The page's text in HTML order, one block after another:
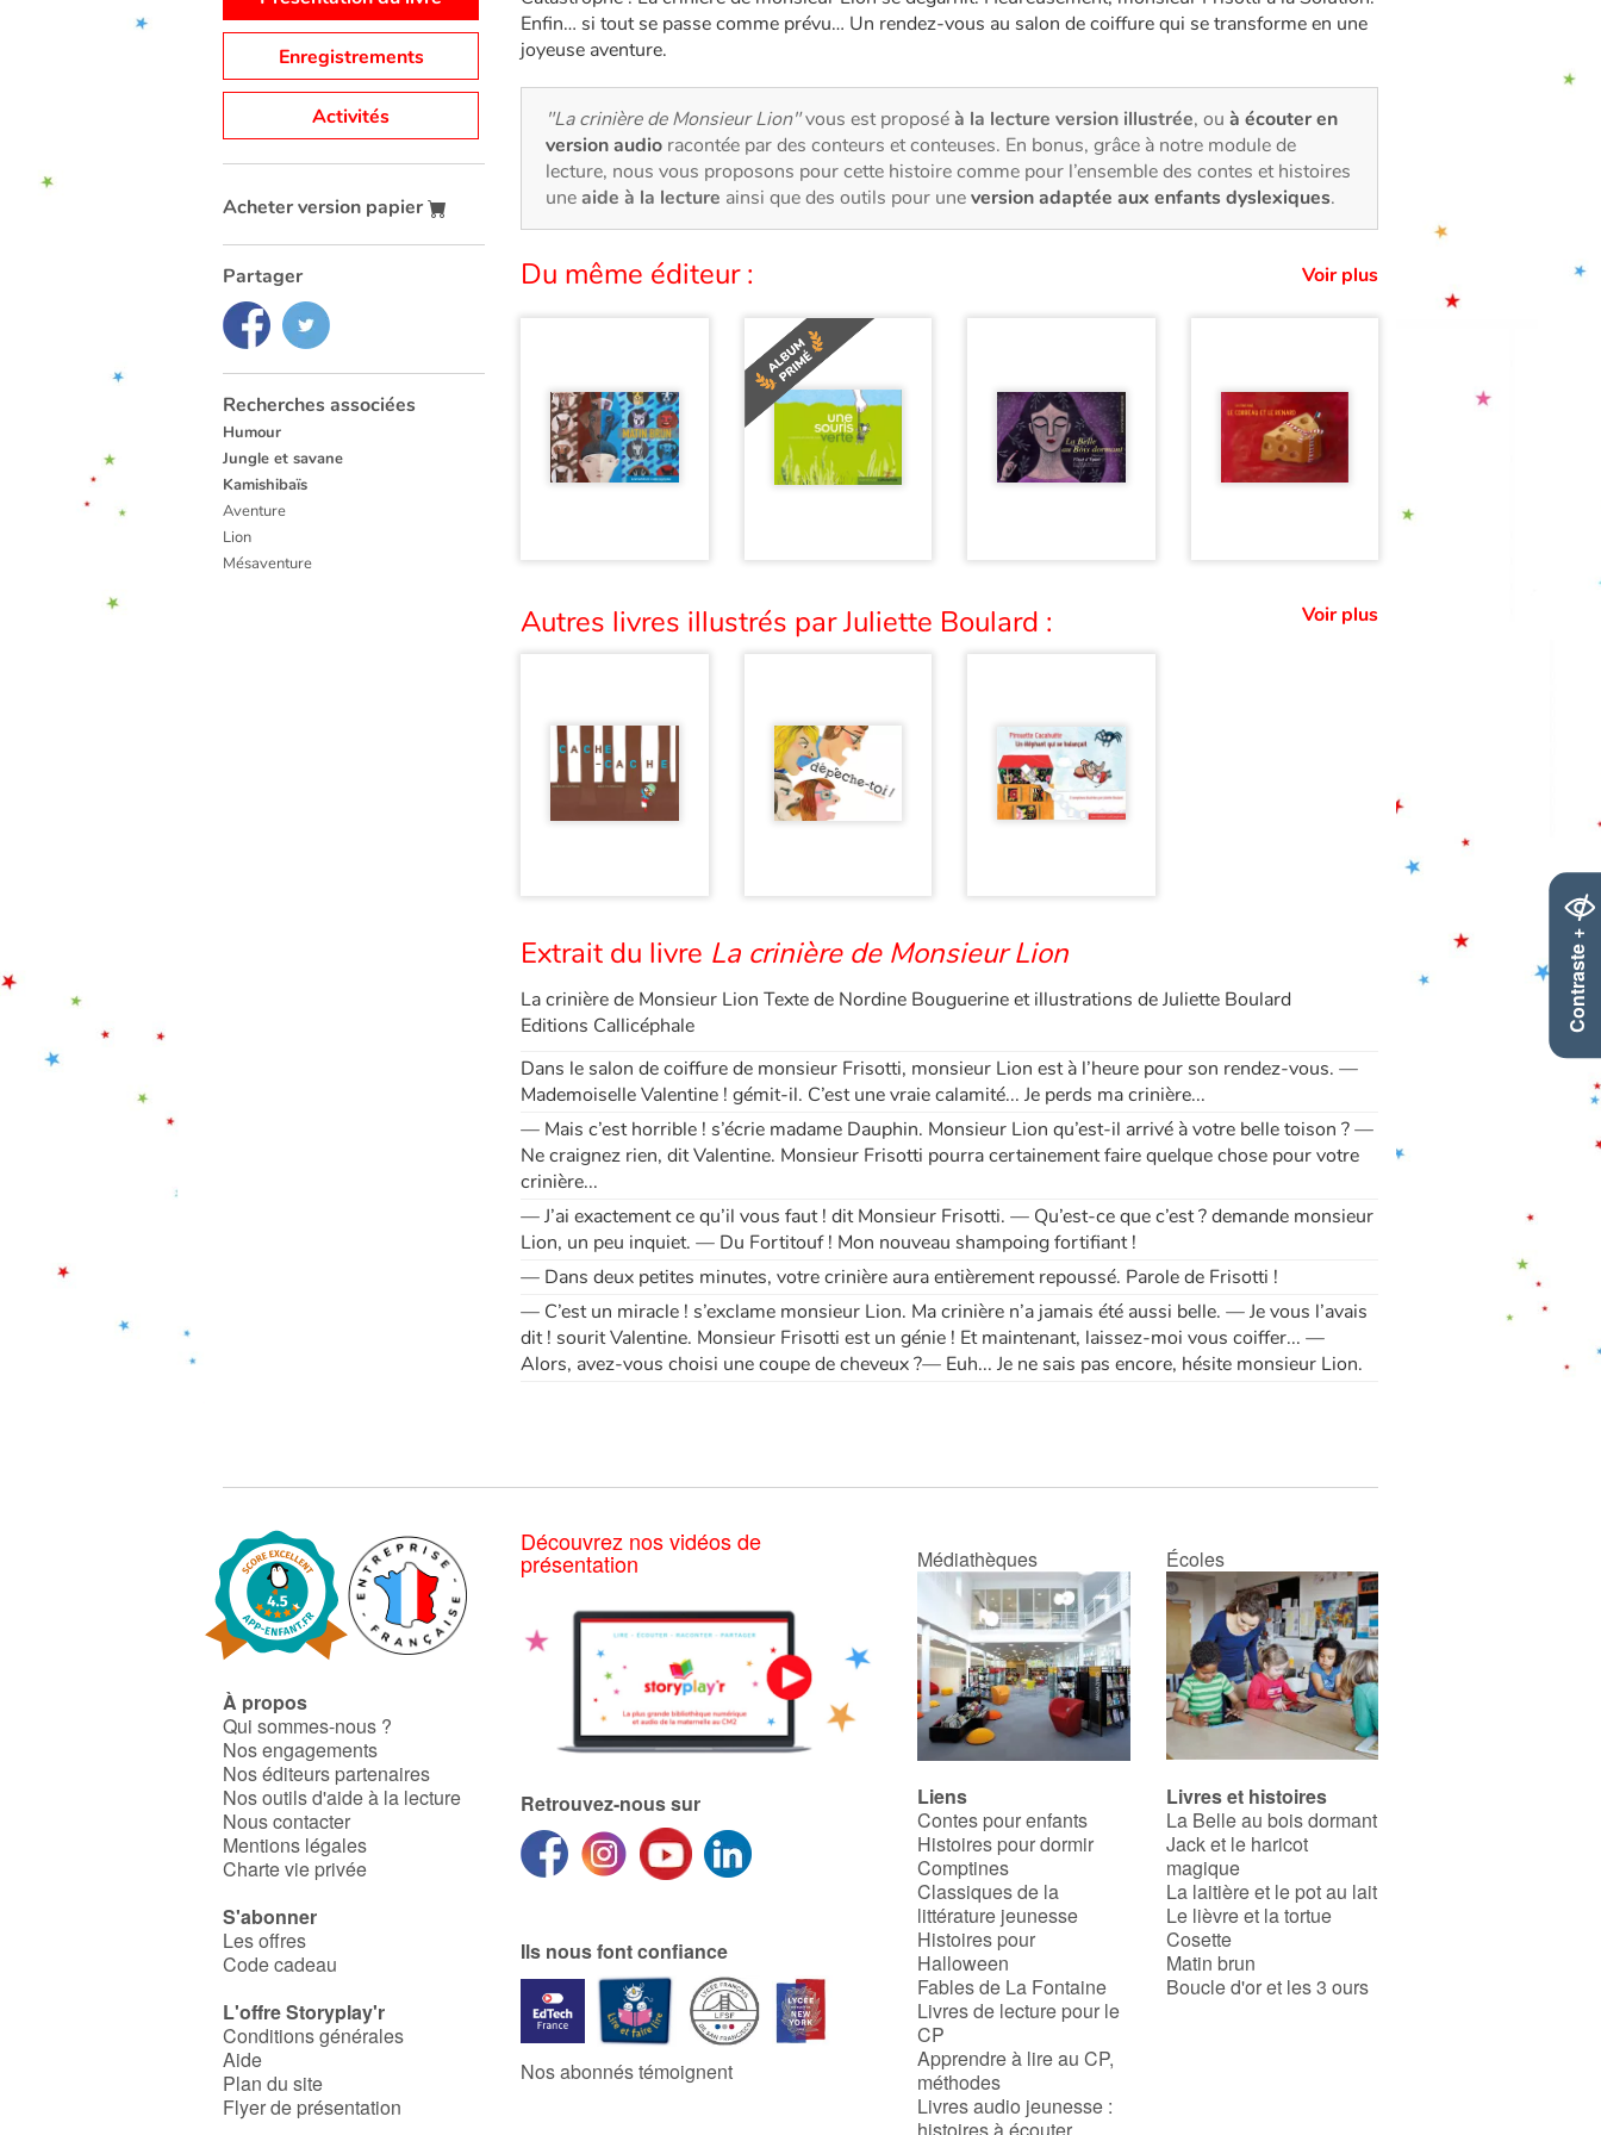
Contraste +
Enregistrements
Activités
Acheter version papier
Partager
Recherches associées
Humour
Jungle et savane
Kamishibaïs
Aventure
Lion
Mésaventure
Enfin… si tout se passe comme prévu… Un rendez-vous au salon de coiffure qui se transforme en une
joyeuse aventure.
"La crinière de Monsieur Lion"vous est proposéà la lecture version illustrée, ou à écouter en
version audio racontée par des conteurs et conteuses. En bonus, grâce à notre module de
lecture, nous vous proposons pour cette histoire comme pour l’ensemble des contes et histoires
uneaide à la lecture ainsi que des outils pour uneversion adaptée aux enfants dyslexiques.
Du même éditeur : Voir plus
Autres livres illustrés par Juliette Boulard : Voir plus
Extrait du livre La crinière de Monsieur Lion
La crinière de Monsieur Lion Texte de Nordine Bouguerine et illustrations de Juliette Boulard
Editions Callicéphale
Dans le salon de coiffure de monsieur Frisotti, monsieur Lion est à l’heure pour son rendez-vous. —
Mademoiselle Valentine ! gémit-il. C’est une vraie calamité... Je perds ma crinière...
— Mais c’est horrible ! s’écrie madame Dauphin. Monsieur Lion qu’est-il arrivé à votre belle toison ? —
Ne craignez rien, dit Valentine. Monsieur Frisotti pourra certainement faire quelque chose pour votre
crinière...
— J’ai exactement ce qu’il vous faut ! dit Monsieur Frisotti. — Qu’est-ce que c’est ? demande monsieur
Lion, un peu inquiet. — Du Fortitouf ! Mon nouveau shampoing fortifiant !
— Dans deux petites minutes, votre crinière aura entièrement repoussé. Parole de Frisotti !
— C’est un miracle ! s’exclame monsieur Lion. Ma crinière n’a jamais été aussi belle. — Je vous l’avais
dit ! sourit Valentine. Monsieur Frisotti est un génie ! Et maintenant, laissez-moi vous coiffer... —
Alors, avez-vous choisi une coupe de cheveux ?— Euh... Je ne sais pas encore, hésite monsieur Lion.
À propos
Qui sommes-nous ?
Nos engagements
Nos éditeurs partenaires
Nos outils d'aide à la lecture
Nous contacter
Mentions légales
Charte vie privée
S'abonner
Les offres
Code cadeau
L'offre Storyplay'r
Conditions générales
Aide
Plan du site
Flyer de présentation
Découvrez nos vidéos de
présentation
Retrouvez-nous sur
Ils nous font confiance
Nos abonnés témoignent
Médiathèques Écoles
Liens
Contes pour enfants
Histoires pour dormir
Comptines
Classiques de la
littérature jeunesse
Histoires pour
Halloween
Fables de La Fontaine
Livres de lecture pour le
CP
Apprendre à lire au CP,
méthodes
Livres audio jeunesse :
histoires à écouter
Livres et histoires
La Belle au bois dormant
Jack et le haricot
magique
La laitière et le pot au lait
Le lièvre et la tortue
Cosette
Matin brun
Boucle d'or et les 3 ours